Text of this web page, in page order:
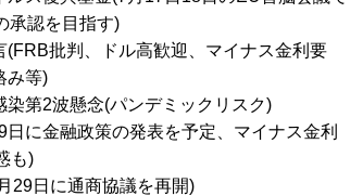
承認を目指す)
(FRB批判、ドル高歓迎、マイナス金利要
み等)
染第2波懸念(パンデミックリスク)
に金融政策の発表を予定、マイナス金利
も)
29日に通商協議を再開)